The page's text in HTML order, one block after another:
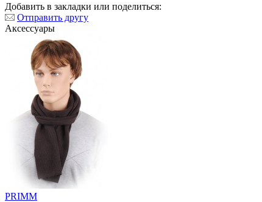
Добавить в закладки или поделиться:
Отправить другу
Аксессуары
PRIMM